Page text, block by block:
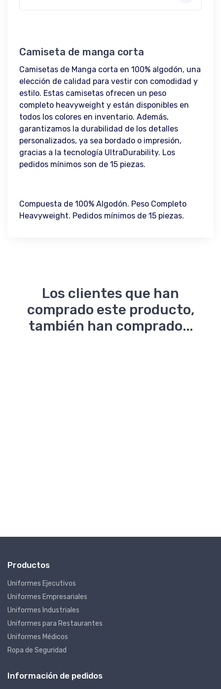
Camiseta de manga corta
Camisetas de Manga corta en 100% algodón, una
elección de calidad para vestir con comodidad y
estilo. Estas camisetas ofrecen un peso
completo heavyweight y están disponibles en
todos los colores en inventario. Además,
garantizamos la durabilidad de los detalles
personalizados, ya sea bordado o impresión,
gracias a la tecnología UltraDurability. Los
pedidos mínimos son de 15 piezas.
Compuesta de 100% Algodón. Peso Completo
Heavyweight. Pedidos mínimos de 15 piezas.
Los clientes que han
comprado este producto,
también han comprado...
Productos
Uniformes Ejecutivos
Uniformes Empresariales
Uniformes Industriales
Uniformes para Restaurantes
Uniformes Médicos
Ropa de Seguridad
Información de pedidos